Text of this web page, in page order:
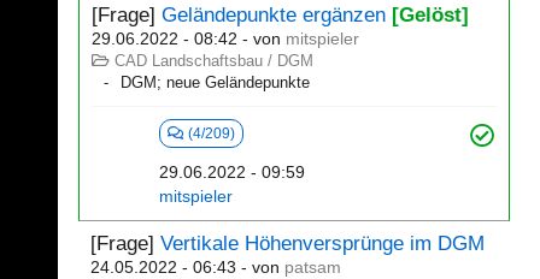
[Frage] Geländepunkte ergänzen [Gelöst]
29.06.2022 - 08:42 - von mitspieler
CAD Landschaftsbau / DGM
DGM; neue Geländepunkte
(4/209)
29.06.2022 - 09:59
mitspieler
[Frage] Vertikale Höhenversprünge im DGM
24.05.2022 - 06:43 - von patsam